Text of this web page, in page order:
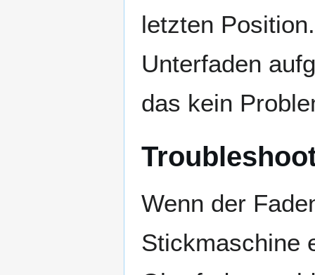
letzten
Unterfaden
das kein
Wenn der
Stickmaschine